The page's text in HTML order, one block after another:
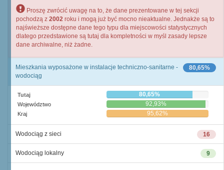
Proszę zwrócić uwagę na to, że dane prezentowane w tej sekcji
pochodzą z 2002 roku i mogą już być mocno nieaktualne. Jednakże są to
najświeższe dostępne dane tego typu dla miejscowości statystycznych
dlatego przedstawione są tutaj dla kompletności w myśl zasady lepsze
dane archiwalne, niż żadne.
80,65%
Mieszkania wyposażone w instalacje techniczno-sanitarne -
wodociąg
Tutaj 80,65%
Województwo 92,93%
Kraj 95,62%
16
Wodociąg z sieci
9
Wodociąg lokalny